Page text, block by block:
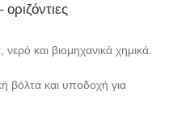
και βιομηχανικά χημικά.
βόλτα και υποδοχή για